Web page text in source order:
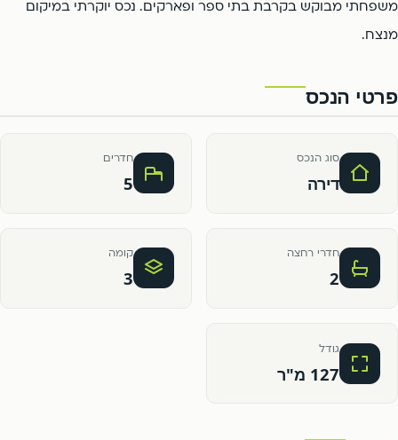
משפחתי מבוקש בקרבת בתי ספר ופארקים. נכס יוקרתי במיקום
מנצח.
פרטי הנכס
סוג הנכס
דירה
חדרים
5
חדרי רחצה
2
קומה
3
גודל
127 מ"ר